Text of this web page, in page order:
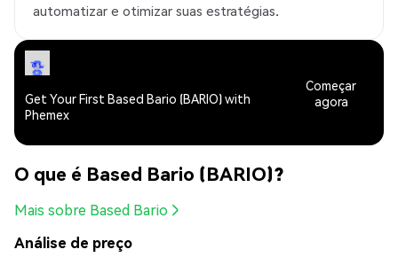
automatizar e otimizar suas estratégias.
Get Your First Based Bario (BARIO) with
Phemex
Começar
agora
O que é Based Bario (BARIO)?
Mais sobre Based Bario
Análise de preço